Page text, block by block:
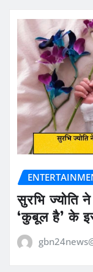
सुरभि ज्योति
‘कुबूल है’ के